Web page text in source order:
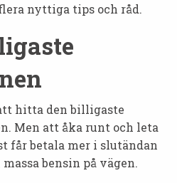
nyttiga tips och råd.
hitta den billigaste
Men att åka runt och leta
får betala mer i slutändan
bensin på vägen.